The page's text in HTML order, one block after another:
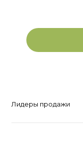
Лидеры продажи